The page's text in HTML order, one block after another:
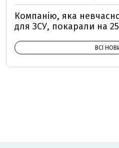
Компанію, яка
для ЗСУ, покарали на
ВСІ